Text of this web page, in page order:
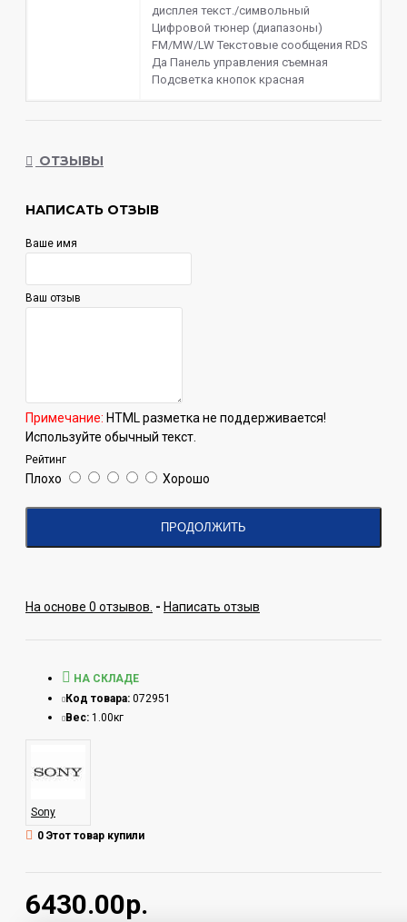
дисплея текст./символьный
Цифровой тюнер (диапазоны)
FM/MW/LW Текстовые сообщения RDS
Да Панель управления съемная
Подсветка кнопок красная
ОТЗЫВЫ
НАПИСАТЬ ОТЗЫВ
Ваше имя
Ваш отзыв
Примечание: HTML разметка не поддерживается!
Используйте обычный текст.
Рейтинг
Плохо Хорошо
ПРОДОЛЖИТЬ
На основе 0 отзывов. - Написать отзыв
6430.00р.
НА СКЛАДЕ
Код товара: 072951
Вес: 1.00кг
Sony
0 Этот товар купили